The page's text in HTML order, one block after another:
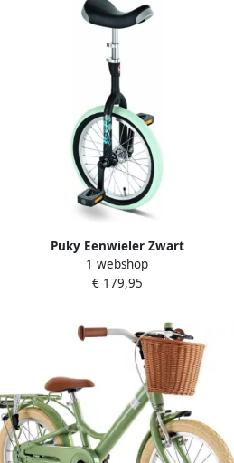
Puky Eenwieler Zwart
1 webshop
€ 179,95